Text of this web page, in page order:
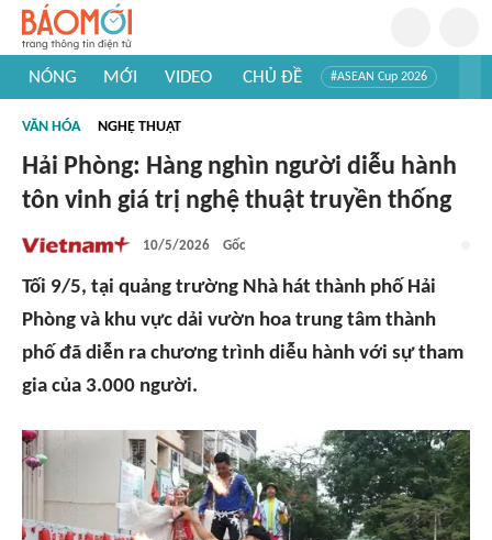
NÓNG MỚI VIDEO CHỦ ĐỀ #ASEAN Cup 2026
#Khám phá thế giới
VĂN HÓA NGHỆ THUẬT
Hải Phòng: Hàng nghìn người diễu hành
tôn vinh giá trị nghệ thuật truyền thống
10/5/2026 Gốc
Tối 9/5, tại quảng trường Nhà hát thành phố Hải
Phòng và khu vực dải vườn hoa trung tâm thành
phố đã diễn ra chương trình diễu hành với sự tham
gia của 3.000 người.